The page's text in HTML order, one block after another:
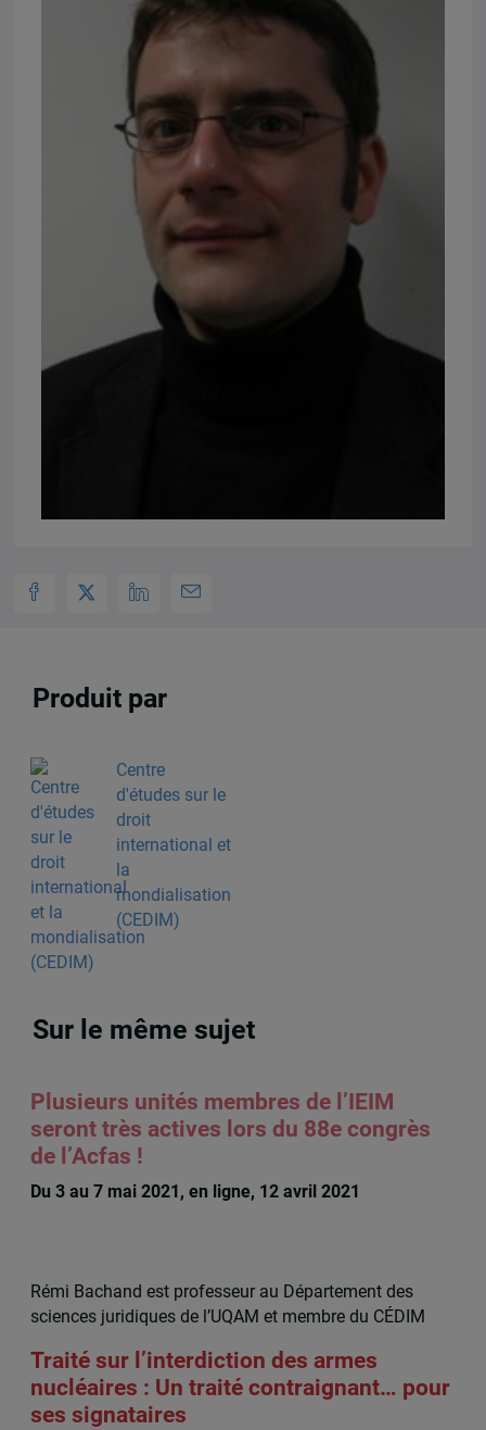
Produit par
Centre
d'études sur le
droit
international et
la
mondialisation
(CEDIM)
Sur le même sujet
Plusieurs unités membres de l’IEIM
seront très actives lors du 88e congrès
de l’Acfas !
Du 3 au 7 mai 2021, en ligne, 12 avril 2021
Rémi Bachand est professeur au Département des
sciences juridiques de l’UQAM et membre du CÉDIM
Traité sur l’interdiction des armes
nucléaires : Un traité contraignant… pour
ses signataires